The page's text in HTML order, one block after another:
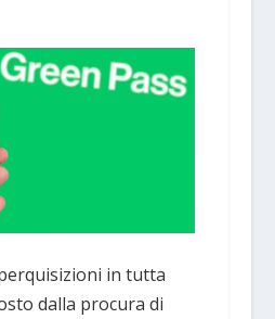
in tutta
dalla procura di